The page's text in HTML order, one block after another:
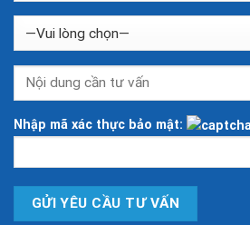
Nhập mã xác thực bảo mật: